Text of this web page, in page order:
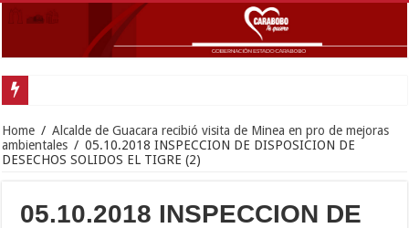
Home / Alcalde de Guacara recibió visita de Minea en pro de mejoras
ambientales / 05.10.2018 INSPECCION DE DISPOSICION DE
DESECHOS SOLIDOS EL TIGRE (2)
05.10.2018 INSPECCION DE